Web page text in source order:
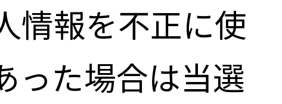
情報を不正に使
った場合は当選